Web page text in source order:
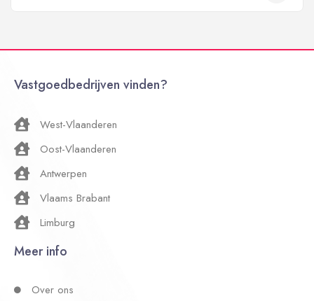
Vastgoedbedrijven vinden?
West-Vlaanderen
Oost-Vlaanderen
Antwerpen
Vlaams Brabant
Limburg
Meer info
Over ons